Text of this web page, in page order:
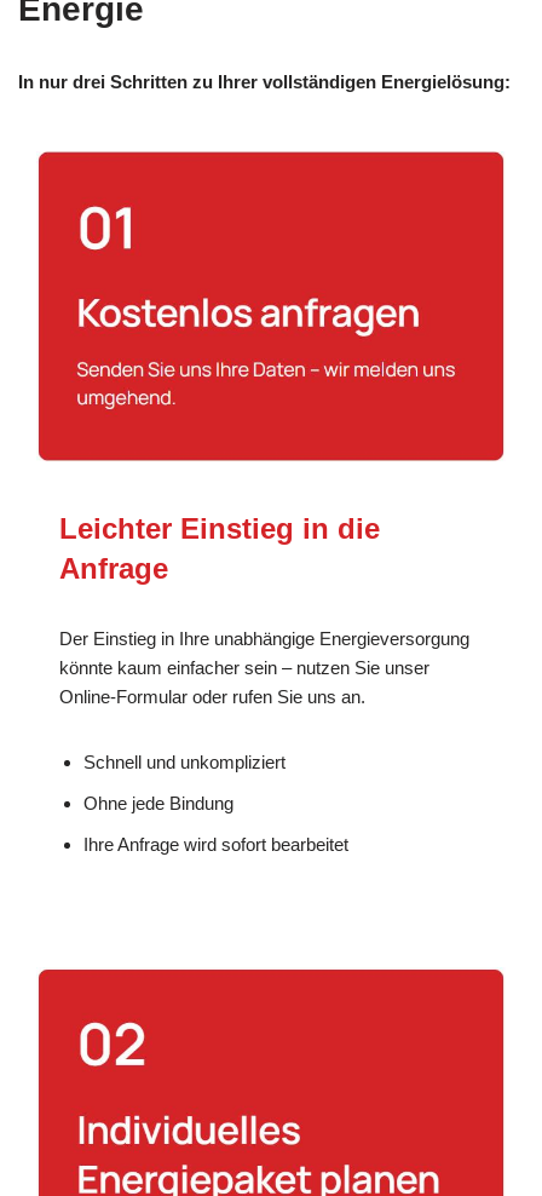
Energie
In nur drei Schritten zu Ihrer vollständigen Energielösung:
Leichter Einstieg in die
Anfrage
Der Einstieg in Ihre unabhängige Energieversorgung
könnte kaum einfacher sein – nutzen Sie unser
Online-Formular oder rufen Sie uns an.
Schnell und unkompliziert
Ohne jede Bindung
Ihre Anfrage wird sofort bearbeitet